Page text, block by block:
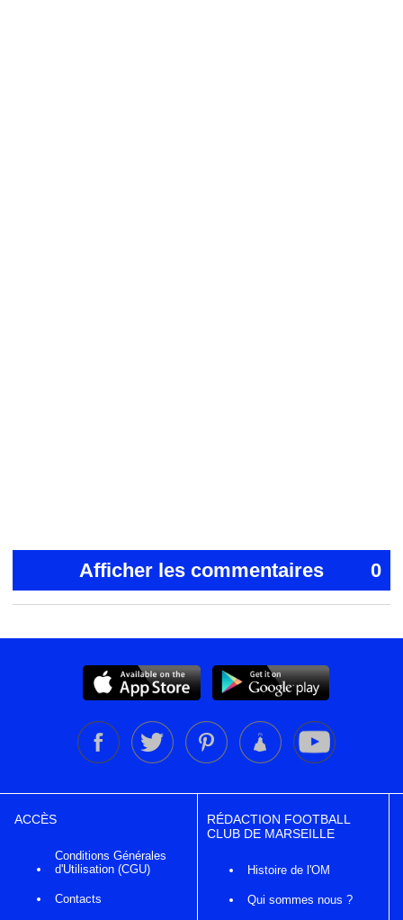
Afficher les commentaires 0
ACCÈS
Conditions Générales
d'Utilisation (CGU)
Contacts
RÉDACTION FOOTBALL
CLUB DE MARSEILLE
Histoire de l'OM
Qui sommes nous ?